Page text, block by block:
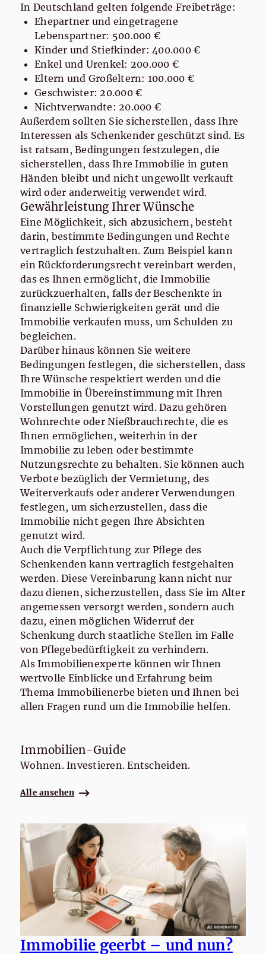
In Deutschland gelten folgende Freibeträge:
Ehepartner und eingetragene
Lebenspartner: 500.000 €
Kinder und Stiefkinder: 400.000 €
Enkel und Urenkel: 200.000 €
Eltern und Großeltern: 100.000 €
Geschwister: 20.000 €
Nichtverwandte: 20.000 €
Außerdem sollten Sie sicherstellen, dass Ihre
Interessen als Schenkender geschützt sind. Es
ist ratsam, Bedingungen festzulegen, die
sicherstellen, dass Ihre Immobilie in guten
Händen bleibt und nicht ungewollt verkauft
wird oder anderweitig verwendet wird.
Gewährleistung Ihrer Wünsche
Eine Möglichkeit, sich abzusichern, besteht
darin, bestimmte Bedingungen und Rechte
vertraglich festzuhalten. Zum Beispiel kann
ein Rückforderungsrecht vereinbart werden,
das es Ihnen ermöglicht, die Immobilie
zurückzuerhalten, falls der Beschenkte in
finanzielle Schwierigkeiten gerät und die
Immobilie verkaufen muss, um Schulden zu
begleichen.
Darüber hinaus können Sie weitere
Bedingungen festlegen, die sicherstellen, dass
Ihre Wünsche respektiert werden und die
Immobilie in Übereinstimmung mit Ihren
Vorstellungen genutzt wird. Dazu gehören
Wohnrechte oder Nießbrauchrechte, die es
Ihnen ermöglichen, weiterhin in der
Immobilie zu leben oder bestimmte
Nutzungsrechte zu behalten. Sie können auch
Verbote bezüglich der Vermietung, des
Weiterverkaufs oder anderer Verwendungen
festlegen, um sicherzustellen, dass die
Immobilie nicht gegen Ihre Absichten
genutzt wird.
Auch die Verpflichtung zur Pflege des
Schenkenden kann vertraglich festgehalten
werden. Diese Vereinbarung kann nicht nur
dazu dienen, sicherzustellen, dass Sie im Alter
angemessen versorgt werden, sondern auch
dazu, einen möglichen Widerruf der
Schenkung durch staatliche Stellen im Falle
von Pflegebedürftigkeit zu verhindern.
Als Immobilienexperte können wir Ihnen
wertvolle Einblicke und Erfahrung beim
Thema Immobilienerbe bieten und Ihnen bei
allen Fragen rund um die Immobilie helfen.
Immobilien-Guide
Wohnen. Investieren. Entscheiden.
Alle ansehen
Immobilie geerbt – und nun?